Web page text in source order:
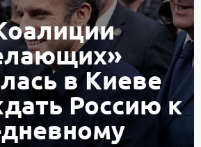
в Киеве
Россию к